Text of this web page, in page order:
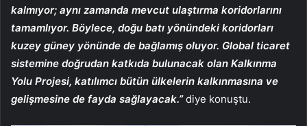
kalmıyor; aynı zamanda mevcut ulaştırma koridorlarını
tamamlıyor. Böylece, doğu batı yönündeki koridorları
kuzey güney yönünde de bağlamış oluyor. Global ticaret
sistemine doğrudan katkıda bulunacak olan Kalkınma
Yolu Projesi, katılımcı bütün ülkelerin kalkınmasına ve
gelişmesine de fayda sağlayacak.”diye konuştu.